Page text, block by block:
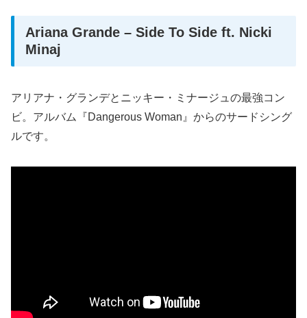
Ariana Grande – Side To Side ft. Nicki
Minaj
アリアナ・グランデとニッキー・ミナージュの最強コン
ビ。アルバム『Dangerous Woman』からのサードシング
ルです。